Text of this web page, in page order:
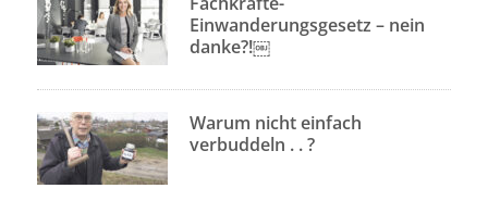
Einwanderungsgesetz – nein
danke?!￼
Warum nicht einfach
verbuddeln . . ?